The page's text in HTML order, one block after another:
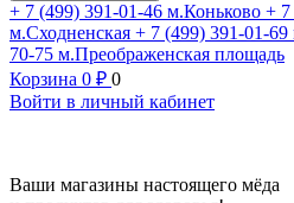
+ 7 (499) 391-01-46 м.Коньково + 7
м.Сходненская + 7 (499) 391-01-69
70-75 м.Преображенская площадь
Корзина 0 ₽ 0
Войти в личный кабинет
Ваши магазины настоящего мёда